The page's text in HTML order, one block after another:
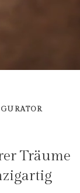
Träume